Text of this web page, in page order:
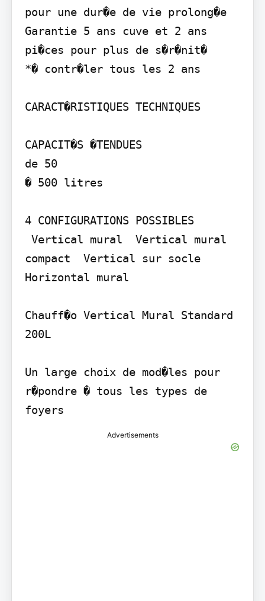
pour une dur�e de vie prolong�e
Garantie 5 ans cuve et 2 ans
pi�ces pour plus de s�r�nit�
*� contr�ler tous les 2 ans
CARACT�RISTIQUES TECHNIQUES
CAPACIT�S �TENDUES
de 50
� 500 litres
4 CONFIGURATIONS POSSIBLES
compact  Vertical sur socle
Horizontal mural
Chauff�o Vertical Mural Standard
200L
Un large choix de mod�les pour
r�pondre � tous les types de
foyers
Advertisements